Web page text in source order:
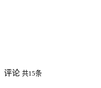
评论 共15条